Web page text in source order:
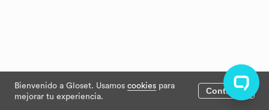
Bienvenido a Gloset. Usamos cookies para
mejorar tu experiencia.
Continuar